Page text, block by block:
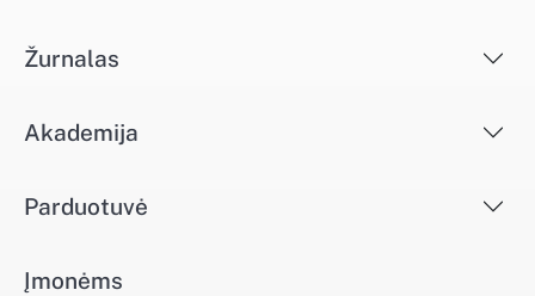
Žurnalas
Akademija
Parduotuvė
Įmonėms